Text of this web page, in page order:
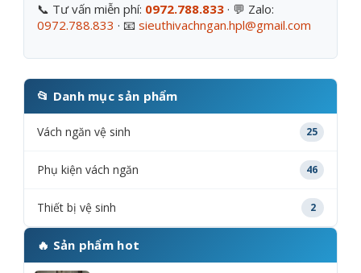
📞 Tư vấn miễn phí: 0972.788.833 · 💬 Zalo:
0972.788.833 · 📧 sieuthivachngan.hpl@gmail.com
📂 Danh mục sản phẩm
Vách ngăn vệ sinh 25
Phụ kiện vách ngăn 46
Thiết bị vệ sinh 2
🔥 Sản phẩm hot